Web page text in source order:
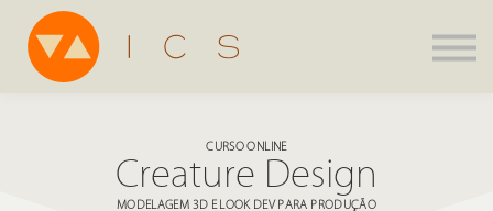
Assinatura
ICS Store
Entrar
CURSO ONLINE
Creature Design
MODELAGEM 3D E LOOK DEV PARA PRODUÇÃO